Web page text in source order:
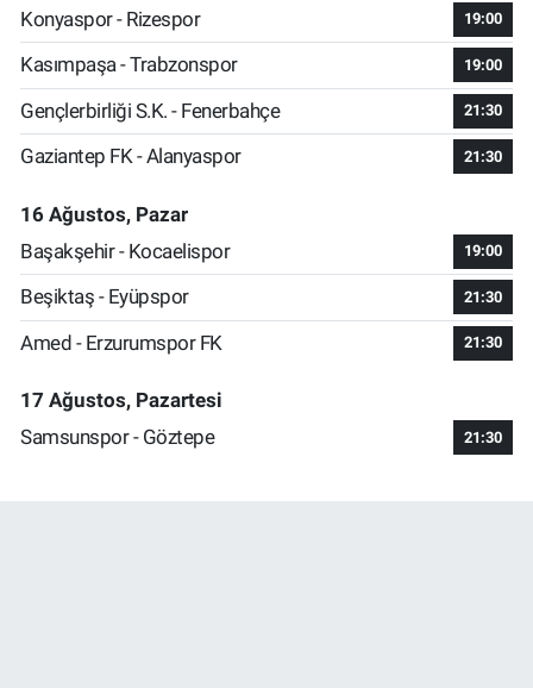
Konyaspor - Rizespor
19:00
Kasımpaşa - Trabzonspor 19:00
Gençlerbirliği S.K. - Fenerbahçe 21:30
Gaziantep FK - Alanyaspor 21:30
16 Ağustos, Pazar
Başakşehir - Kocaelispor
19:00
Beşiktaş - Eyüpspor 21:30
Amed - Erzurumspor FK 21:30
17 Ağustos, Pazartesi
Samsunspor - Göztepe
21:30